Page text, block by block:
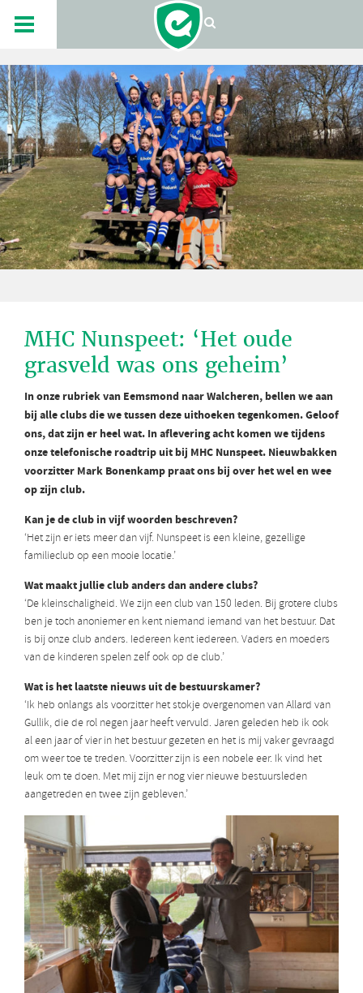
MHC Nunspeet: ‘Het oude
grasveld was ons geheim’
In onze rubriek van Eemsmond naar Walcheren, bellen we aan
bij alle clubs die we tussen deze uithoeken tegenkomen. Geloof
ons, dat zijn er heel wat. In aflevering acht komen we tijdens
onze telefonische roadtrip uit bij MHC Nunspeet. Nieuwbakken
voorzitter Mark Bonenkamp praat ons bij over het wel en wee
op zijn club.
Kan je de club in vijf woorden beschreven?
‘Het zijn er iets meer dan vijf. Nunspeet is een kleine, gezellige
familieclub op een mooie locatie.’
Wat maakt jullie club anders dan andere clubs?
‘De kleinschaligheid. We zijn een club van 150 leden. Bij grotere clubs
ben je toch anoniemer en kent niemand iemand van het bestuur. Dat
is bij onze club anders. Iedereen kent iedereen. Vaders en moeders
van de kinderen spelen zelf ook op de club.’
Wat is het laatste nieuws uit de bestuurskamer?
‘Ik heb onlangs als voorzitter het stokje overgenomen van Allard van
Gullik, die de rol negen jaar heeft vervuld. Jaren geleden heb ik ook
al een jaar of vier in het bestuur gezeten en het is mij vaker gevraagd
om weer toe te treden. Voorzitter zijn is een nobele eer. Ik vind het
leuk om te doen. Met mij zijn er nog vier nieuwe bestuursleden
aangetreden en twee zijn gebleven.’